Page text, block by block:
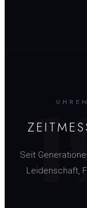
Seit
Leidenschaft,